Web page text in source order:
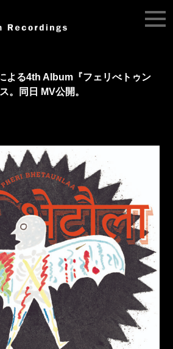
よる4th Album『フェリべトゥン
。同日 MV公開。